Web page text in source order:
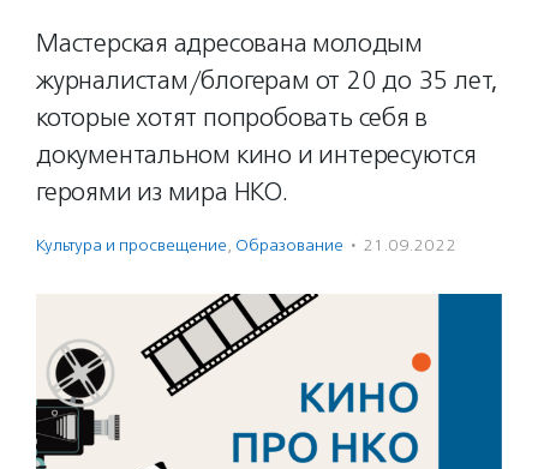
Мастерская адресована молодым
журналистам/блогерам от 20 до 35 лет,
которые хотят попробовать себя в
документальном кино и интересуются
героями из мира НКО.
Культура и просвещение, Образование · 21.09.2022